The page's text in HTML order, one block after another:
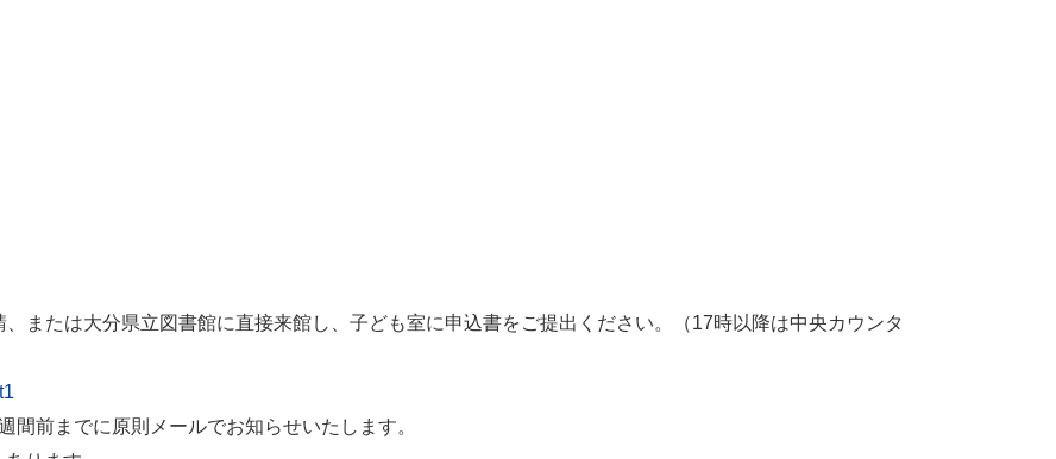
または大分県立図書館に直接来館し、子ども室に申込書をご提出ください。（17時以降は中央カウンタ
前までに原則メールでお知らせいたします。